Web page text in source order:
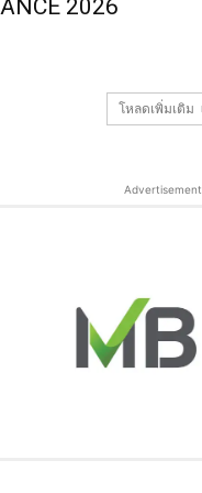
2026
โหลดเพิ่มเติม
Advertisement